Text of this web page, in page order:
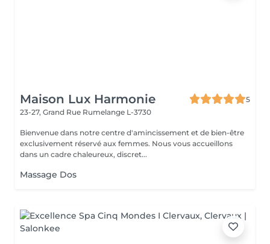
Maison Lux Harmonie
5
23-27, Grand Rue Rumelange L-3730
Bienvenue dans notre centre d'amincissement et de bien-être
exclusivement réservé aux femmes. Nous vous accueillons
dans un cadre chaleureux, discret...
Massage Dos